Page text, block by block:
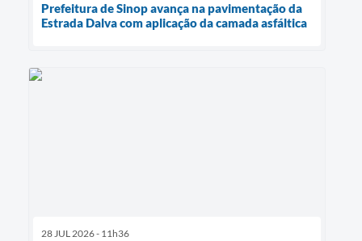
Prefeitura de Sinop avança na pavimentação da
Estrada Dalva com aplicação da camada asfáltica
28 JUL 2026 - 11h36